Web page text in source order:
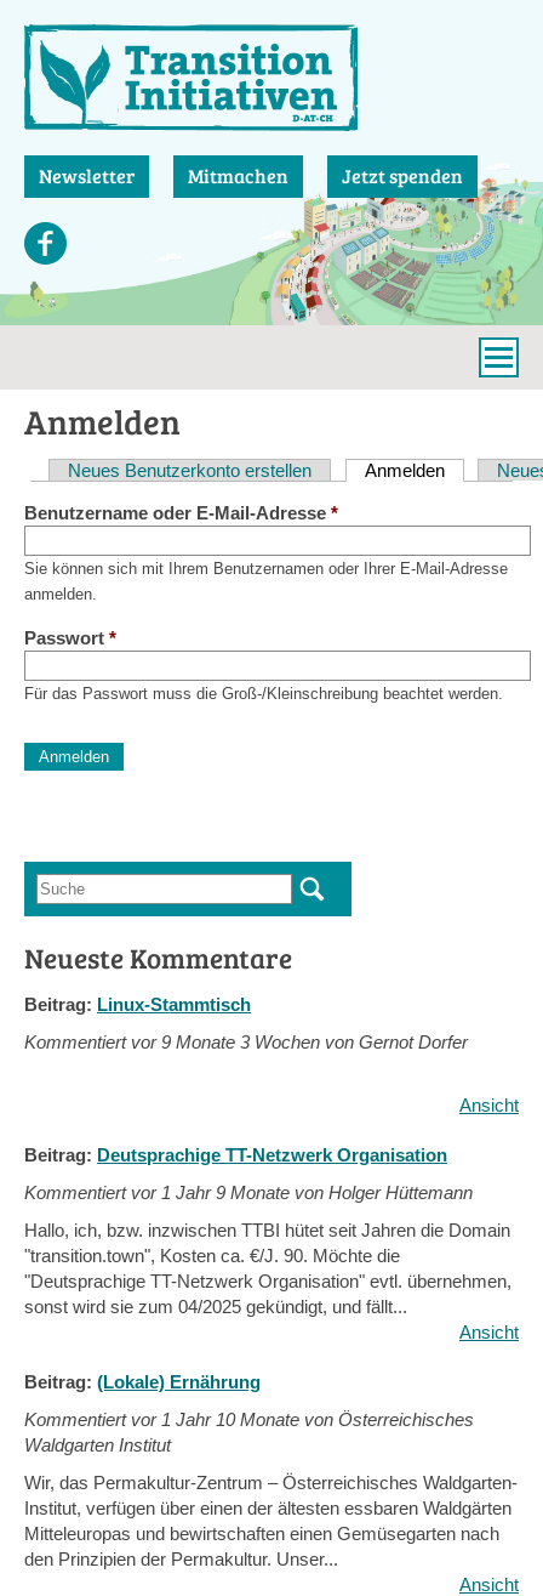
zum
Inhalt
Newsletter Mitmachen Jetzt spenden
Anmelden
Haupt-
Reiter
Neues Benutzerkonto erstellen Anmelden(aktiver
Benutzername oder E-Mail-Adresse *
Sie können sich mit Ihrem Benutzernamen oder Ihrer E-Mail-Adresse
anmelden.
Passwort *
Für das Passwort muss die Groß-/Kleinschreibung beachtet werden.
Diese Sicherheitsfrage überprüft, ob Sie ein menschlicher
Suchformular
Suche
Neueste Kommentare
Beitrag: Linux-Stammtisch
Kommentiert vor9 Monate 3 Wochen von Gernot Dorfer
Ansicht
Beitrag: Deutsprachige TT-Netzwerk Organisation
Kommentiert vor 1 Jahr 9 Monate von Holger Hüttemann
Hallo, ich, bzw. inzwischen TTBI hütet seit Jahren die Domain
"transition.town", Kosten ca. €/J. 90. Möchte die
"Deutsprachige TT-Netzwerk Organisation" evtl. übernehmen,
sonst wird sie zum 04/2025 gekündigt, und fällt...
Ansicht
Beitrag: (Lokale) Ernährung
Kommentiert vor 1 Jahr 10 Monate von Österreichisches
Waldgarten Institut
Wir, das Permakultur-Zentrum – Österreichisches Waldgarten-
Institut, verfügen über einen der ältesten essbaren Waldgärten
Mitteleuropas und bewirtschaften einen Gemüsegarten nach
den Prinzipien der Permakultur. Unser...
Ansicht